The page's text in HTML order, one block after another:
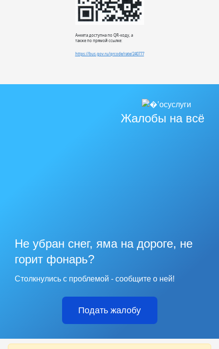
Анкета доступна по QR-коду, а
также по прямой ссылке:
https://bus.gov.ru/qrcode/rate/240777
Жалобы на всё
Не убран снег, яма на дороге, не
горит фонарь?
Столкнулись с проблемой - сообщите о ней!
Подать жалобу